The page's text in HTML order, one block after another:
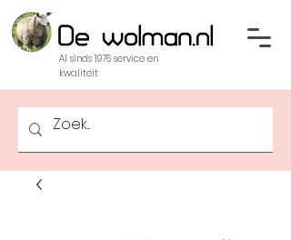
Al sinds 1976 service en
kwaliteit